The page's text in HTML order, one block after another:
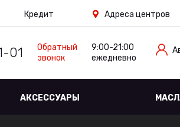
Кредит Адреса центров
01
Обратный
звонок
9:00-21:00
ежедневно
АКСЕССУАРЫ